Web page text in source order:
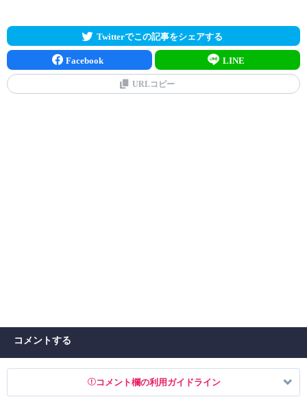
Twitterでこの記事をシェアする
Facebook LINE
URLコピー
コメントする
コメント欄の利用ガイドライン